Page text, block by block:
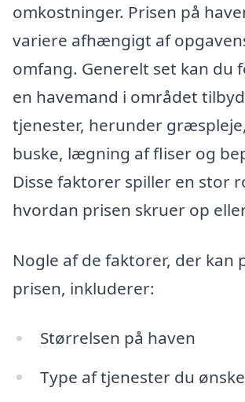
omkostninger. Prisen på
variere afhængigt af
omfang. Generelt set kan du
en havemand i området
tjenester, herunder
buske, lægning af fliser og
Disse faktorer spiller en stor
hvordan prisen skruer op
Nogle af de faktorer, der kan
prisen, inkluderer:
Størrelsen på haven
Type af tjenester du